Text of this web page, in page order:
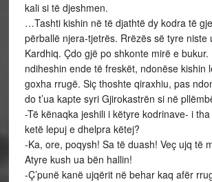
kali si të djeshmen.
…Tashti kishin në të djathtë dy kodra të
përballë njera-tjetrës. Rrëzës së tyre niste
Kardhiq. Çdo gjë po shkonte mirë e
ndiheshin ende të freskët, ndonëse kishin
goxha rrugë. Siç thoshte qiraxhiu, pas
do t’ua kapte syri Gjirokastrën si në
-Të kënaqka jeshili i këtyre kodrinave- i
ketë lepuj e dhelpra këtej?
-Ka, ore, poqysh! Sa të duash! Veç ujq të
Atyre kush ua bën hallin!
-Ç’punë kanë ujqërit në behar kaq afër